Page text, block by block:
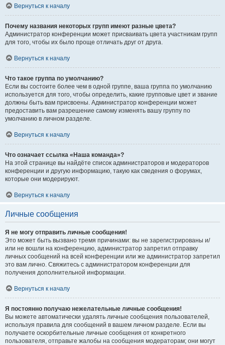
Вернуться к началу
Почему названия некоторых групп имеют разные цвета?
Администратор конференции может присваивать цвета участникам групп
для того, чтобы их было проще отличать друг от друга.
Вернуться к началу
Что такое группа по умолчанию?
Если вы состоите более чем в одной группе, ваша группа по умолчанию
используется для того, чтобы определить, какие групповые цвет и звание
должны быть вам присвоены. Администратор конференции может
предоставить вам разрешение самому изменять вашу группу по
умолчанию в личном разделе.
Вернуться к началу
Что означает ссылка «Наша команда»?
На этой странице вы найдёте список администраторов и модераторов
конференции и другую информацию, такую как сведения о форумах,
которые они модерируют.
Вернуться к началу
Личные сообщения
Я не могу отправить личные сообщения!
Это может быть вызвано тремя причинами: вы не зарегистрированы и/
или не вошли на конференцию, администратор запретил отправку
личных сообщений на всей конференции или же администратор запретил
это вам лично. Свяжитесь с администратором конференции для
получения дополнительной информации.
Вернуться к началу
Я постоянно получаю нежелательные личные сообщения!
Вы можете автоматически удалять личные сообщения пользователей,
используя правила для сообщений в вашем личном разделе. Если вы
получаете оскорбительные личные сообщения от конкретного
пользователя, отправьте жалобы на сообщения модераторам; они могут